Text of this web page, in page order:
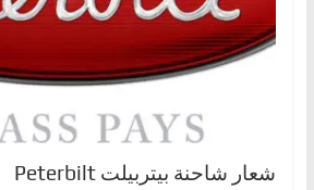
شعار شاحنة بيتربيلت Peterbilt